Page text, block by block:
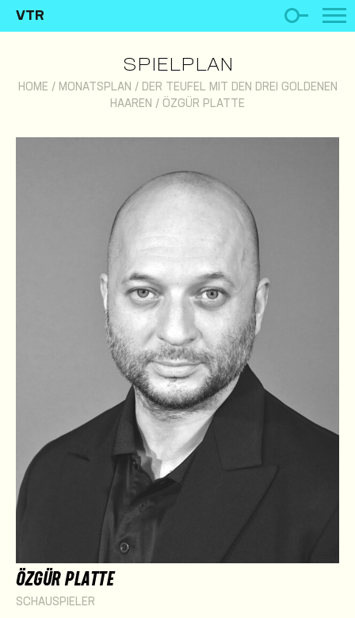
VTR
SPIELPLAN
HOME / MONATSPLAN / DER TEUFEL MIT DEN DREI GOLDENEN
HAAREN / ÖZGÜR PLATTE
ÖZGÜR PLATTE
SCHAUSPIELER